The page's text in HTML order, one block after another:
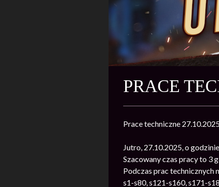
PRACE
Prace techniczne
Jutro, 27.10.2025, o
Szacowany czas pracy to 3
Podczas prac technicznych
s1-s80, s121-s160, s171-